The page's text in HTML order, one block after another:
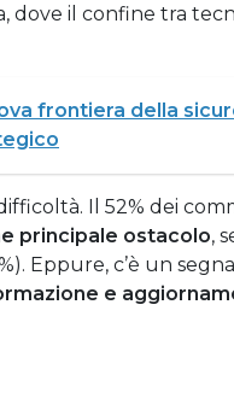
dove il confine tra
frontiera della
Il 52% dei
principale ostacolo,
Eppure, c’è un
e